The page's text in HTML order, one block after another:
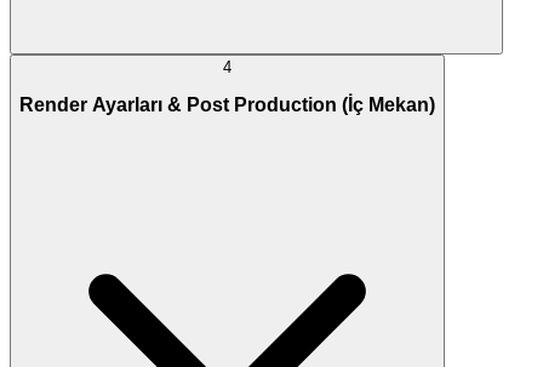
4
Render Ayarları & Post Production (İç Mekan)